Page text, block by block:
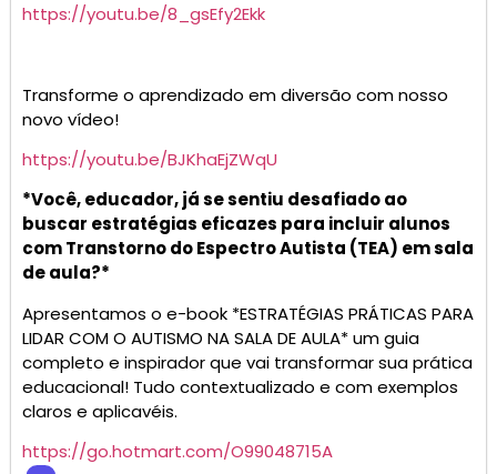
https://youtu.be/8_gsEfy2Ekk
Transforme o aprendizado em diversão com nosso
novo vídeo!
https://youtu.be/BJKhaEjZWqU
*Você, educador, já se sentiu desafiado ao
buscar estratégias eficazes para incluir alunos
com Transtorno do Espectro Autista (TEA) em sala
de aula?*
Apresentamos o e-book *ESTRATÉGIAS PRÁTICAS PARA
LIDAR COM O AUTISMO NA SALA DE AULA* um guia
completo e inspirador que vai transformar sua prática
educacional! Tudo contextualizado e com exemplos
claros e aplicavéis.
https://go.hotmart.com/O99048715A